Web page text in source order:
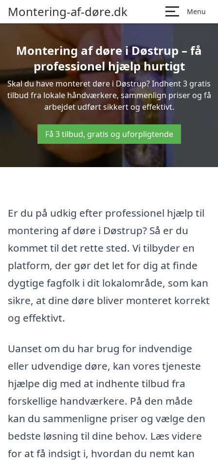
Montering-af-døre.dk Menu
Montering af døre i Døstrup – få
professionel hjælp hurtigt
Skal du have monteret døre i Døstrup? Indhent 3 gratis
tilbud fra lokale håndværkere, sammenlign priser og få
arbejdet udført sikkert og effektivt.
Få 3 tilbud, gratis og uforpligtende
Er du på udkig efter professionel hjælp til
montering af døre i Døstrup? Så er du
kommet til det rette sted. Vi tilbyder en
platform, der gør det let for dig at finde
dygtige fagfolk i dit lokalområde, som kan
sikre, at dine døre bliver monteret korrekt
og effektivt.
Uanset om du har brug for indvendige
eller udvendige døre, kan vores tjeneste
hjælpe dig med at indhente tilbud fra
forskellige handværkere. På den måde
kan du sammenligne priser og vælge den
bedste løsning til dine behov. Læs videre
for at få indsigt i, hvordan du nemt kan